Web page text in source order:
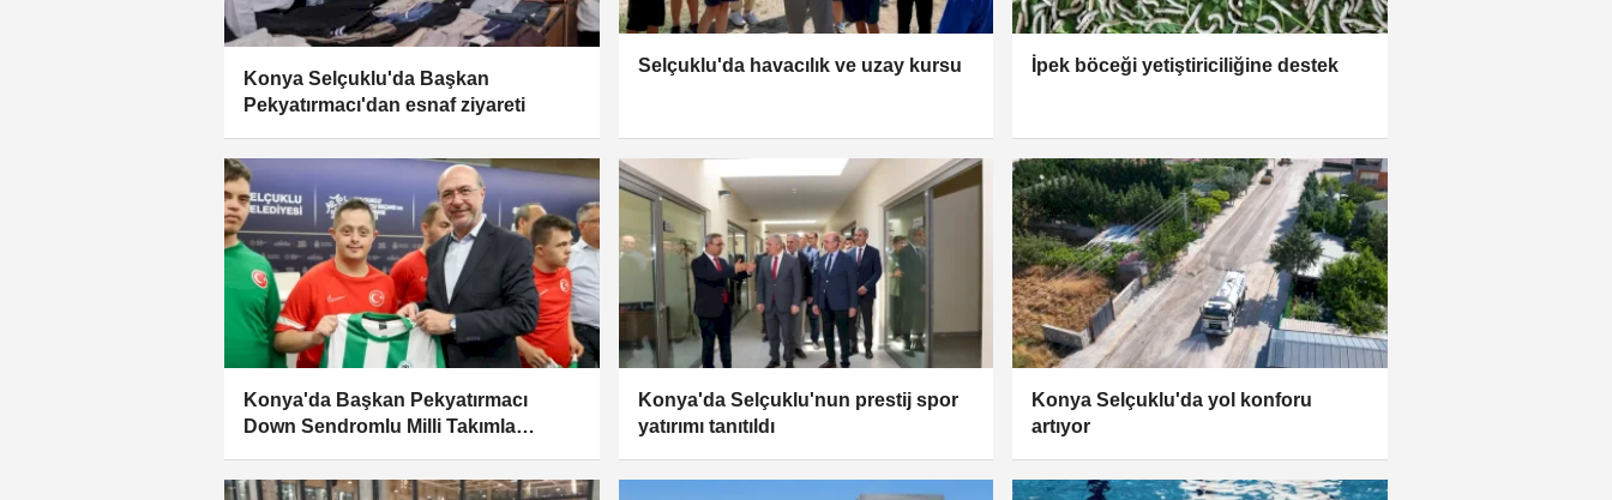
Konya Selçuklu'da Başkan
Pekyatırmacı'dan esnaf ziyareti
Selçuklu'da havacılık ve uzay kursu İpek böceği yetiştiriciliğine destek
Konya'da Başkan Pekyatırmacı
Down Sendromlu Milli Takımla
Konya'da Selçuklu'nun prestij spor
yatırımı tanıtıldı
Konya Selçuklu'da yol konforu
artıyor